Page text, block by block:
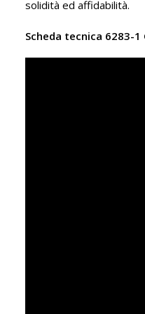
solidità ed affidabilità.
Scheda tecnica 6283-1